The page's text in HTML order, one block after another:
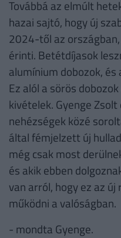
Továbbá az elmúlt
hazai sajtó, hogy új
2024-től az
érinti. Betétdíjasok
alumínium dobozok, és
Ez alól a sörös
kivételek. Gyenge
nehézségek közé
által fémjelzett új
még csak most
és akik ebben
van arról, hogy ez az
működni a valóságban.
- mondta Gyenge.